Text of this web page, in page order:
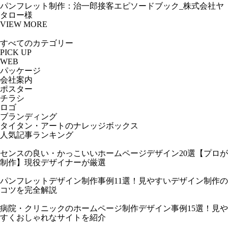
パンフレット制作：治一郎接客エピソードブック_株式会社ヤ
タロー様
VIEW MORE
PICK UP
WEB
パッケージ
会社案内
ポスター
チラシ
ロゴ
ブランディング
タイタン・アートのナレッジボックス
人気記事ランキング
センスの良い・かっこいいホームページデザイン20選【プロが
制作】現役デザイナーが厳選
パンフレットデザイン制作事例11選！見やすいデザイン制作の
コツを完全解説
病院・クリニックのホームページ制作デザイン事例15選！見や
すくおしゃれなサイトを紹介